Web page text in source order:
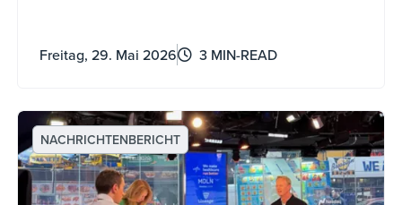
Freitag, 29. Mai 2026 3 MIN-READ
NACHRICHTENBERICHT